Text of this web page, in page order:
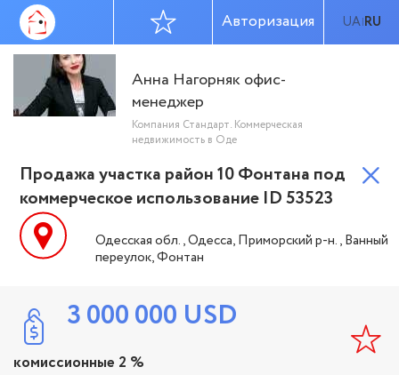
UA|RU
Авторизация
Анна Нагорняк офис-
менеджер
Компания Стандарт. Коммерческая
недвижимость в Оде
Продажа участка район 10 Фонтана под
коммерческое использование ID 53523
Одесская обл., Одесса, Приморский р-н., Ванный
переулок, Фонтан
3 000 000 USD
комиссионные 2 %